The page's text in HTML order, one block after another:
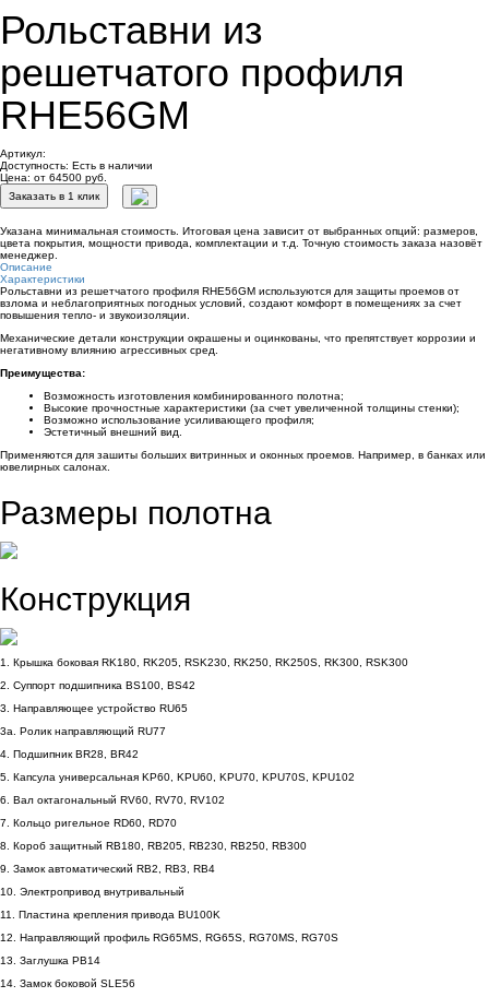
Рольставни из
решетчатого профиля
RHE56GM
Артикул:
Доступность: Есть в наличии
Цена: от 64500 руб.
Заказать в 1 клик
Указана минимальная стоимость. Итоговая цена зависит от выбранных опций: размеров,
цвета покрытия, мощности привода, комплектации и т.д. Точную стоимость заказа назовёт
менеджер.
Описание
Характеристики
Рольставни из решетчатого профиля RHE56GM используются для защиты проемов от
взлома и неблагоприятных погодных условий, создают комфорт в помещениях за счет
повышения тепло- и звукоизоляции.
Механические детали конструкции окрашены и оцинкованы, что препятствует коррозии и
негативному влиянию агрессивных сред.
Преимущества:
Возможность изготовления комбинированного полотна;
Высокие прочностные характеристики (за счет увеличенной толщины стенки);
Возможно использование усиливающего профиля;
Эстетичный внешний вид.
Применяются для зашиты больших витринных и оконных проемов. Например, в банках или
ювелирных салонах.
Размеры полотна
Конструкция
1. Крышка боковая RK180, RK205, RSK230, RK250, RK250S, RK300, RSK300
2. Суппорт подшипника BS100, BS42
3. Направляющее устройство RU65
3a. Ролик направляющий RU77
4. Подшипник BR28, BR42
5. Капсула универсальная KP60, KPU60, KPU70, KPU70S, KPU102
6. Вал октагональный RV60, RV70, RV102
7. Кольцо ригельное RD60, RD70
8. Короб защитный RB180, RB205, RB230, RB250, RB300
9. Замок автоматический RB2, RB3, RB4
10. Электропривод внутривальный
11. Пластина крепления привода BU100K
12. Направляющий профиль RG65MS, RG65S, RG70MS, RG70S
13. Заглушка PB14
14. Замок боковой SLE56